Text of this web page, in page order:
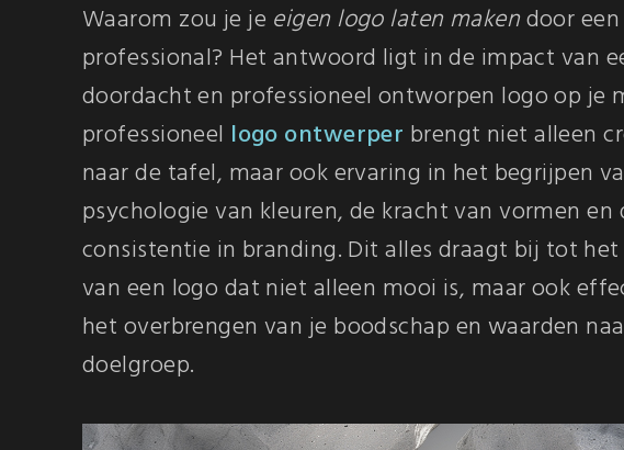
Waarom zou je je eigen logo laten makendoor een
professional? Het antwoord ligt in de impact van
doordacht en professioneel ontworpen logo op je
professioneel logo ontwerper brengt niet alleen
naar de tafel, maar ook ervaring in het begrijpen
psychologie van kleuren, de kracht van vormen en
consistentie in branding. Dit alles draagt bij tot het
van een logo dat niet alleen mooi is, maar ook
het overbrengen van je boodschap en waarden
doelgroep.